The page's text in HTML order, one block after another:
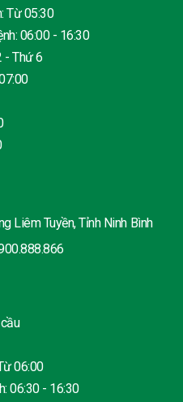
05:30
06:00 - 16:30
- Thứ 6
Liêm Tuyền, Tỉnh Ninh Bình
06:00
- 16:30